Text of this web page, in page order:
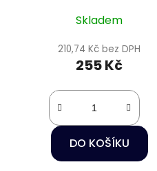
Skladem
210,74 Kč bez DPH
255 Kč
DO KOŠÍKU